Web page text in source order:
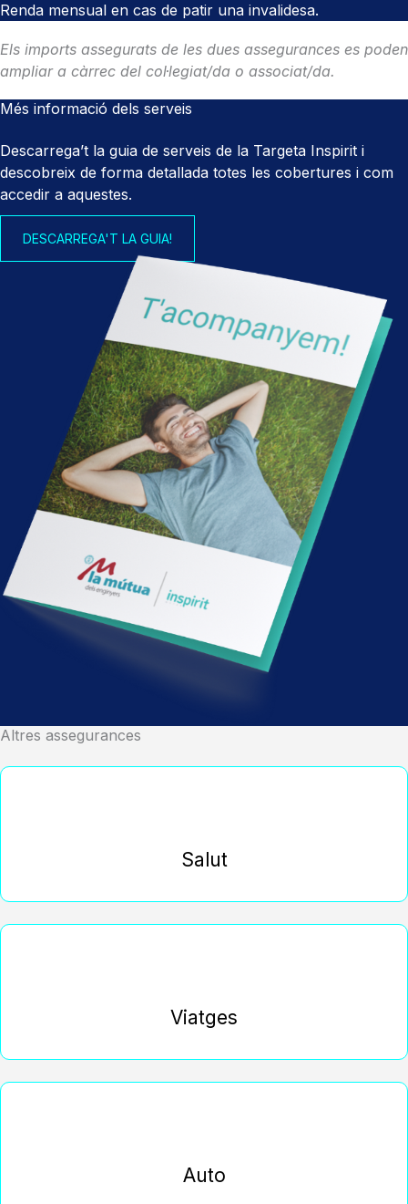
Renda mensual en cas de patir una invalidesa.
Els imports assegurats de les dues assegurances es poden
ampliar a càrrec del col·legiat/da o associat/da.
Més informació dels serveis
Descarrega’t la guia de serveis de la Targeta Inspirit i
descobreix de forma detallada totes les cobertures i com
accedir a aquestes.
DESCARREGA'T LA GUIA!
Altres assegurances
Salut
Viatges
Auto